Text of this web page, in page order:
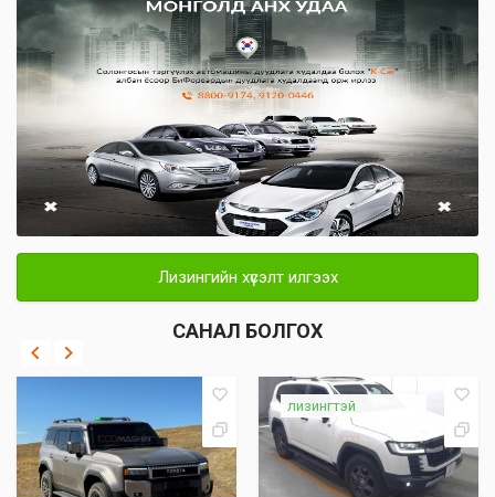
Лизингийн хүсэлт илгээх
САНАЛ БОЛГОХ
лизингтэй